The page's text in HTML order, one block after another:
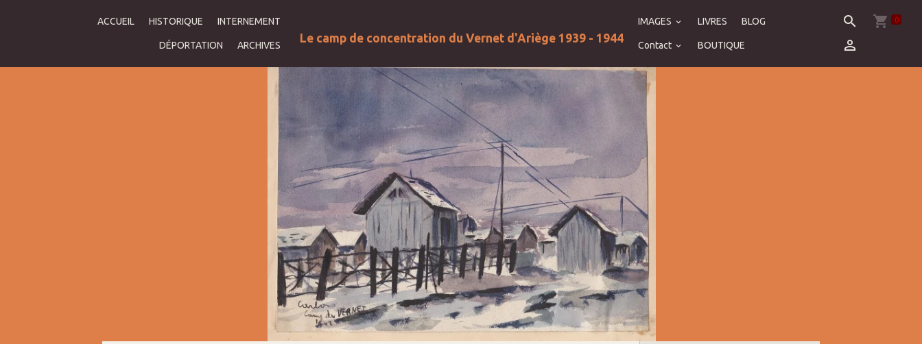
ACCUEIL HISTORIQUE INTERNEMENT
DÉPORTATION ARCHIVES
Le camp de concentration du Vernet d'Ariège 1939 - 1944
IMAGES LIVRES BLOG
Contact BOUTIQUE
0